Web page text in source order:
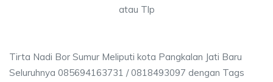
atau Tlp
Tirta Nadi Bor Sumur Meliputi kota Pangkalan Jati Baru
Seluruhnya 085694163731 / 0818493097 dengan Tags